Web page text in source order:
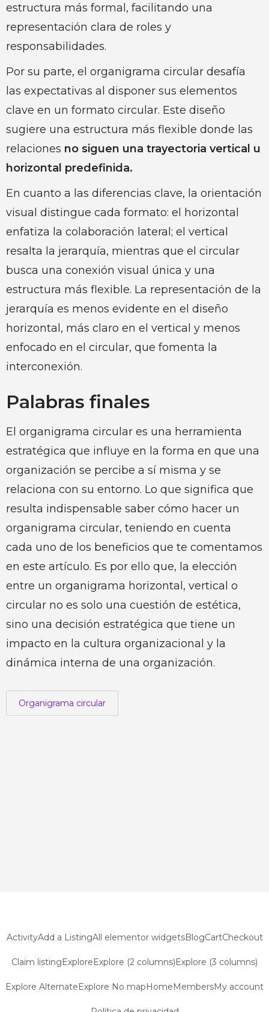
estructura más formal, facilitando una
representación clara de roles y
responsabilidades.
Por su parte, el organigrama circular desafía
las expectativas al disponer sus elementos
clave en un formato circular. Este diseño
sugiere una estructura más flexible donde las
relaciones no siguen una trayectoria vertical u
horizontal predefinida.
En cuanto a las diferencias clave, la orientación
visual distingue cada formato: el horizontal
enfatiza la colaboración lateral; el vertical
resalta la jerarquía, mientras que el circular
busca una conexión visual única y una
estructura más flexible. La representación de la
jerarquía es menos evidente en el diseño
horizontal, más claro en el vertical y menos
enfocado en el circular, que fomenta la
interconexión.
Palabras finales
El organigrama circular es una herramienta
estratégica que influye en la forma en que una
organización se percibe a sí misma y se
relaciona con su entorno. Lo que significa que
resulta indispensable saber cómo hacer un
organigrama circular, teniendo en cuenta
cada uno de los beneficios que te comentamos
en este artículo. Es por ello que, la elección
entre un organigrama horizontal, vertical o
circular no es solo una cuestión de estética,
sino una decisión estratégica que tiene un
impacto en la cultura organizacional y la
dinámica interna de una organización.
Organigrama circular
ActivityAdd a ListingAll elementor widgetsBlogCartCheckout
Claim listingExploreExplore (2 columns)Explore (3 columns)
Explore AlternateExplore No mapHomeMembersMy account